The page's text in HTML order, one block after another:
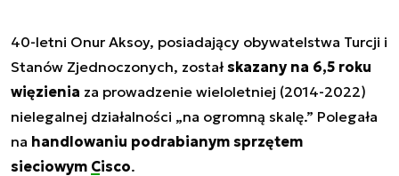
40-letni Onur Aksoy, posiadający obywatelstwa Turcji i
Stanów Zjednoczonych, zostałskazany na 6,5 roku
więzienia za prowadzenie wieloletniej (2014-2022)
nielegalnej działalności „na ogromną skalę.” Polegała
na handlowaniu podrabianym sprzętem
sieciowym Cisco.